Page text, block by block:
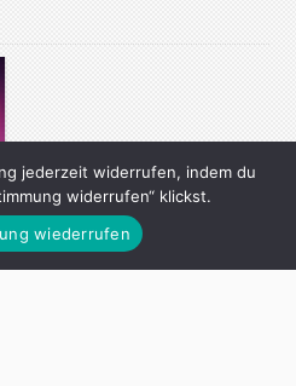
jederzeit widerrufen, indem du
widerrufen“ klickst.
wiederrufen